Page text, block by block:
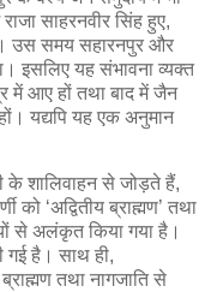
साहरनवीर सिंह हुए,
उस समय सहारनपुर और
इसलिए यह संभावना व्यक्त
में आए हों तथा बाद में जैन
यद्यपि यह एक अनुमान
के शालिवाहन से जोड़ते हैं,
‘अद्वितीय ब्राह्मण’ तथा
से अलंकृत किया गया है।
गई है। साथ ही,
तथा नागजाति से